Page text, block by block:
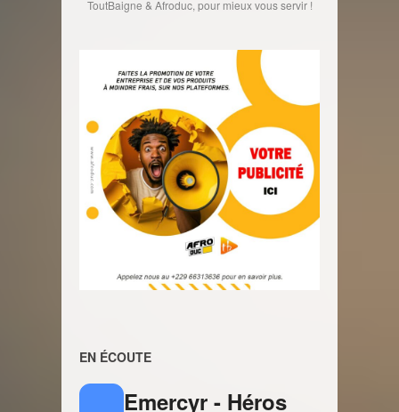
ToutBaigne & Afroduc, pour mieux vous servir !
EN ÉCOUTE
Emercyr - Héros